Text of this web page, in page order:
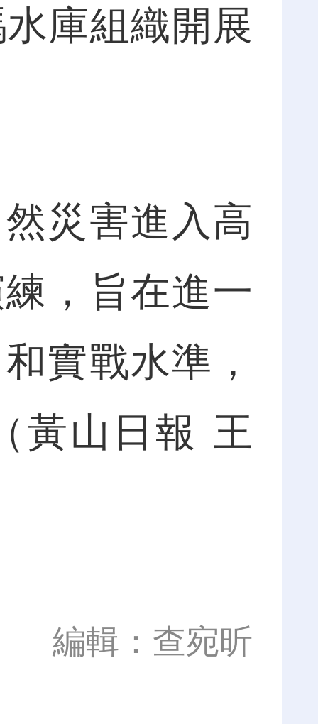
庫組織開展
災害進入高
，旨在進一
實戰水準，
黃山日報 王
編輯：查宛昕